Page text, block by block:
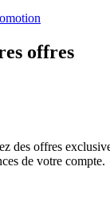
offres
des offres
de votre compte.